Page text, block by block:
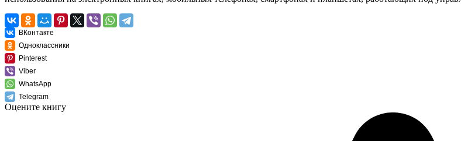
ВКонтакте
Одноклассники
Pinterest
Viber
WhatsApp
Telegram
Оцените книгу